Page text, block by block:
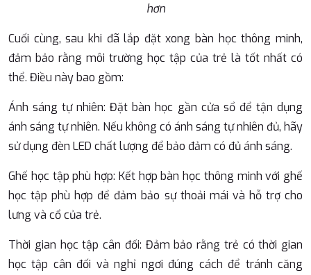
hơn
Cuối cùng, sau khi đã lắp đặt xong bàn học thông minh,
đảm bảo rằng môi trường học tập của trẻ là tốt nhất có
thể. Điều này bao gồm:
Ánh sáng tự nhiên: Đặt bàn học gần cửa sổ để tận dụng
ánh sáng tự nhiên. Nếu không có ánh sáng tự nhiên đủ, hãy
sử dụng đèn LED chất lượng để bảo đảm có đủ ánh sáng.
Ghế học tập phù hợp: Kết hợp bàn học thông minh với ghế
học tập phù hợp để đảm bảo sự thoải mái và hỗ trợ cho
lưng và cổ của trẻ.
Thời gian học tập cân đối: Đảm bảo rằng trẻ có thời gian
học tập cân đối và nghỉ ngơi đúng cách để tránh căng